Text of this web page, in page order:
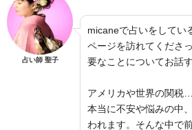
占い師 聖子
micaneで占いをしてい
ページを訪れてくださ
要なことについてお話
アメリカや世界の関税
本当に不安や悩みの中
われます。そんな中で